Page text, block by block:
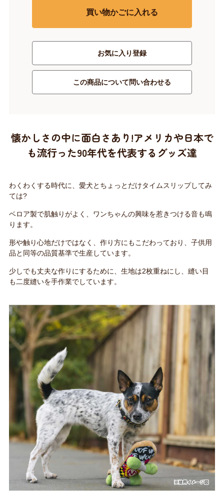
買い物かごに入れる
お気に入り登録
この商品について問い合わせる
懐かしさの中に面白さあり!アメリカや日本で
も流行った90年代を代表するグッズ達
わくわくする時代に、愛犬とちょっとだけタイムスリップしてみ
ては?
ベロア製で肌触りがよく、ワンちゃんの興味を惹きつける音も鳴
ります。
形や触り心地だけではなく、作り方にもこだわっており、子供用
品と同等の品質基準で生産しています。
少しでも丈夫な作りにするために、生地は2枚重ねにし、縫い目
も二度縫いを手作業でしています。